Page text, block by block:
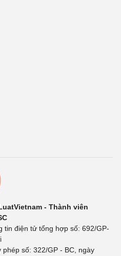
- Thành viên
tin điện tử tổng hợp số: 692/GP-
số: 322/GP - BC, ngày